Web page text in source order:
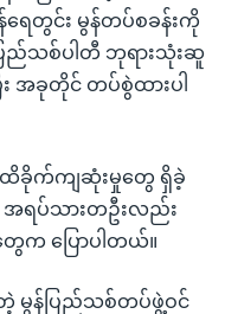
ရေတွင်း မွန်တပ်စခန်းကို
ြည်သစ်ပါတီ ဘုရားသုံးဆူ
အခုတိုင် တပ်စွဲထားပါ
ထိခိုက်ကျဆုံးမှုတွေ ရှိခဲ့
အရပ်သားတဦးလည်း
ပြောပါတယ်။
မွန်ပြည်သစ်တပ်ဖွဲ့ဝင်